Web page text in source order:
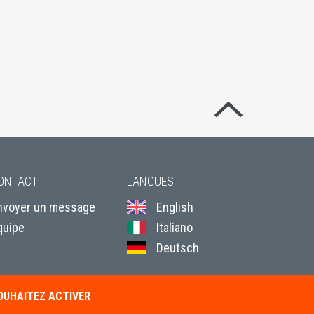
un message
LANGUES
English
Italiano
Deutsch
ACTIVER